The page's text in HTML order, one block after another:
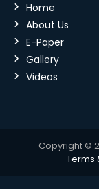
Home
About Us
E-Paper
Gallery
Videos
Copyright ©
Terms